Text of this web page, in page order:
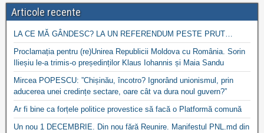
Articole recente
LA CE MĂ GÂNDESC? LA UN REFERENDUM PESTE PRUT…
Proclamația pentru (re)Unirea Republicii Moldova cu România. Sorin
Ilieșiu le-a trimis-o președinților Klaus Iohannis și Maia Sandu
Mircea POPESCU: ”Chișinău, încotro? Ignorând unionismul, prin
aducerea unei credințe sectare, oare cât va dura noul guvern?”
Ar fi bine ca forțele politice provestice să facă o Platformă comună
Un nou 1 DECEMBRIE. Din nou fără Reunire. Manifestul PNL.md din